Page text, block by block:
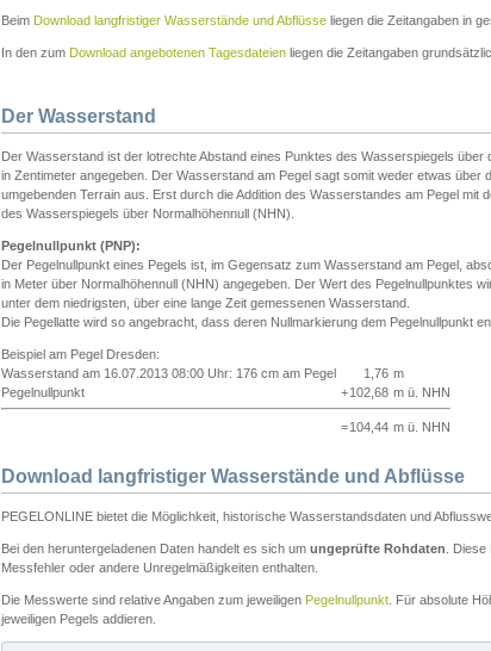
Beim Download langfristiger Wasserstände und Abflüsse liegen die Zeitangaben in
In den zum Download angebotenen Tagesdateien liegen die Zeitangaben
Der Wasserstand
Der Wasserstand ist der lotrechte Abstand eines Punktes des Wasserspiegels über
in Zentimeter angegeben. Der Wasserstand am Pegel sagt somit weder etwas über
umgebenden Terrain aus. Erst durch die Addition des Wasserstandes am Pegel mit
des Wasserspiegels über Normalhöhennull (NHN).
Pegelnullpunkt (PNP):
Der Pegelnullpunkt eines Pegels ist, im Gegensatz zum Wasserstand am Pegel,
in Meter über Normalhöhennull (NHN) angegeben. Der Wert des Pegelnullpunktes
unter dem niedrigsten, über eine lange Zeit gemessenen Wasserstand.
Die Pegellatte wird so angebracht, dass deren Nullmarkierung dem Pegelnullpunkt
Beispiel am Pegel Dresden:
Wasserstand am 16.07.2013 08:00 Uhr: 176 cm am Pegel
1,76 m
Pegelnullpunkt
+102,68 m ü. NHN
=104,44 m ü. NHN
Download langfristiger Wasserstände und Abflüsse
PEGELONLINE bietet die Möglichkeit, historische Wasserstandsdaten und
Bei den heruntergeladenen Daten handelt es sich um ungeprüfte Rohdaten .
Messfehler oder andere Unregelmäßigkeiten enthalten.
Die Messwerte sind relative Angaben zum jeweiligen Pegelnullpunkt . Für absolute
jeweiligen Pegels addieren.